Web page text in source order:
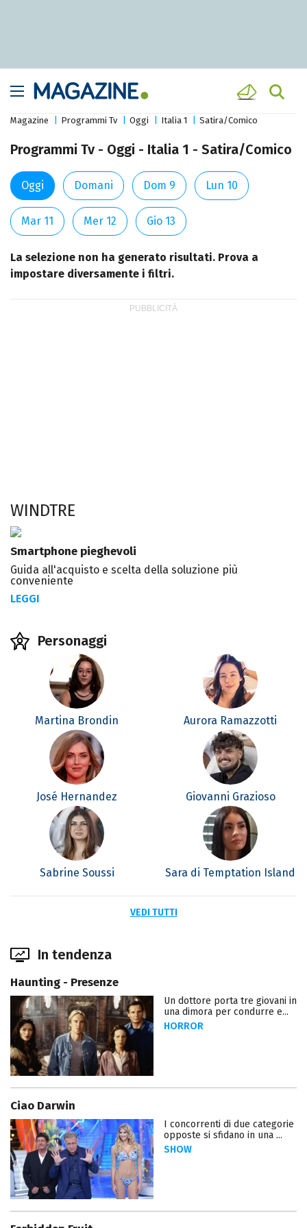
Magazine Programmi Tv Oggi Italia 1 Satira/Comico
Programmi Tv - Oggi - Italia 1 - Satira/Comico
Oggi Domani Dom 9 Lun 10
Mar 11 Mer 12 Gio 13
La selezione non ha generato risultati. Prova a
impostare diversamente i filtri.
WINDTRE
Smartphone pieghevoli
Guida all'acquisto e scelta della soluzione più
conveniente
LEGGI
Personaggi
Martina Brondin Aurora Ramazzotti
José Hernandez Giovanni Grazioso
Sabrine Soussi Sara di Temptation Island
VEDI TUTTI
In tendenza
Haunting - Presenze
Un dottore porta tre giovani in
una dimora per condurre e...
HORROR
Ciao Darwin
I concorrenti di due categorie
opposte si sfidano in una ...
SHOW